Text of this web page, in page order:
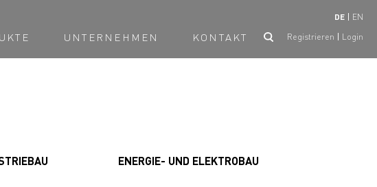
DE EN
UNTERNEHMEN KONTAKT Registrieren Login
ENERGIE- UND ELEKTROBAU